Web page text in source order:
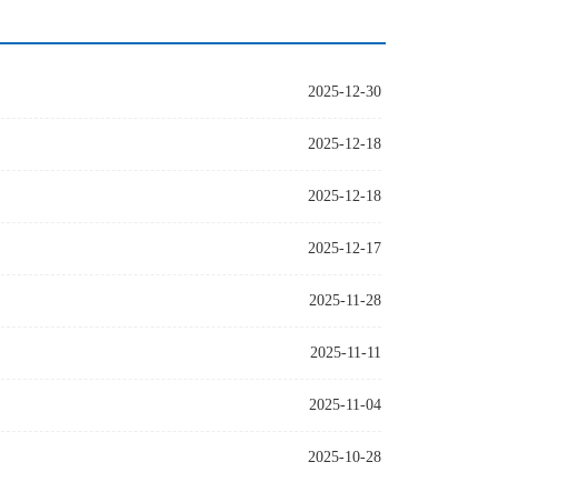
2025-12-30
2025-12-18
2025-12-18
2025-12-17
2025-11-28
2025-11-11
2025-11-04
2025-10-28